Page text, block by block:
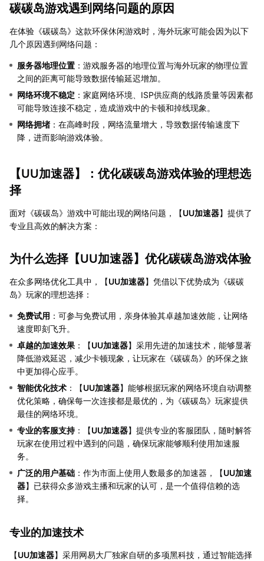
碳碳岛游戏遇到网络问题的原因
在体验《碳碳岛》这款环保休闲游戏时，海外玩家可能会因为以下
几个原因遇到网络问题：
服务器地理位置 ：游戏服务器的地理位置与海外玩家的物理位置
之间的距离可能导致数据传输延迟增加。
网络环境不稳定 ：家庭网络环境、ISP供应商的线路质量等因素都
可能导致连接不稳定，造成游戏中的卡顿和掉线现象。
网络拥堵 ：在高峰时段，网络流量增大，导致数据传输速度下
降，进而影响游戏体验。
【UU加速器】：优化碳碳岛游戏体验的理想选
择
面对《碳碳岛》游戏中可能出现的网络问题，【UU加速器】提供了
专业且高效的解决方案：
为什么选择【UU加速器】优化碳碳岛游戏体验
在众多网络优化工具中，【UU加速器】凭借以下优势成为《碳碳
岛》玩家的理想选择：
免费试用 ：可参与免费试用，亲身体验其卓越加速效能，让网络
速度即刻飞升。
卓越的加速效果 ：【UU加速器】采用先进的加速技术，能够显著
降低游戏延迟，减少卡顿现象，让玩家在《碳碳岛》的环保之旅
中更加得心应手。
智能优化技术 ：【UU加速器】能够根据玩家的网络环境自动调整
优化策略，确保每一次连接都是最优的，为《碳碳岛》玩家提供
最佳的网络环境。
专业的客服支持：【UU加速器】提供专业的客服团队，随时解答
玩家在使用过程中遇到的问题，确保玩家能够顺利使用加速服
务。
广泛的用户基础 ：作为市面上使用人数最多的加速器，【UU加速
器】已获得众多游戏主播和玩家的认可，是一个值得信赖的选
择。
专业的加速技术
【UU加速器】采用网易大厂独家自研的多项黑科技，通过智能选择